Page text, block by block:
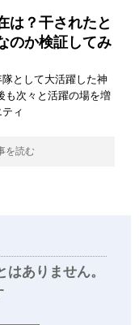
は？干されたと
のか検証してみ
として大活躍した神
も次々と活躍の場を増
ィ
を読む
ありません。